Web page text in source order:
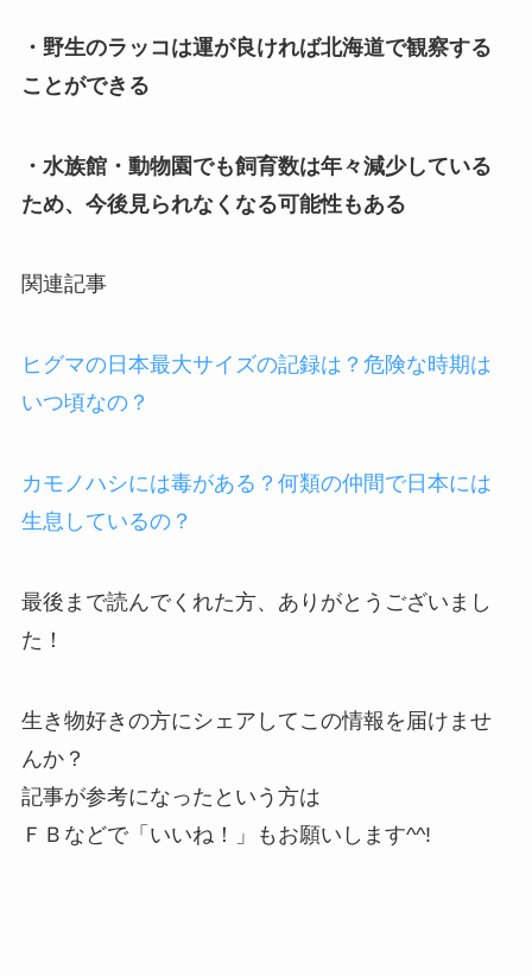
・野生のラッコは運が良ければ北海道で観察する
ことができる
・水族館・動物園でも飼育数は年々減少している
ため、今後見られなくなる可能性もある
関連記事
ヒグマの日本最大サイズの記録は？危険な時期は
いつ頃なの？
カモノハシには毒がある？何類の仲間で日本には
生息しているの？
最後まで読んでくれた方、ありがとうございまし
た！
生き物好きの方にシェアしてこの情報を届けませ
んか？
記事が参考になったという方は
ＦＢなどで「 いいね！ 」もお願いします^^!